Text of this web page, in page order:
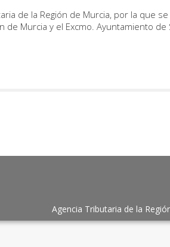
de la Región de Murcia, por la que
de Murcia y el Excmo. Ayuntamiento
Agencia Tributaria de la